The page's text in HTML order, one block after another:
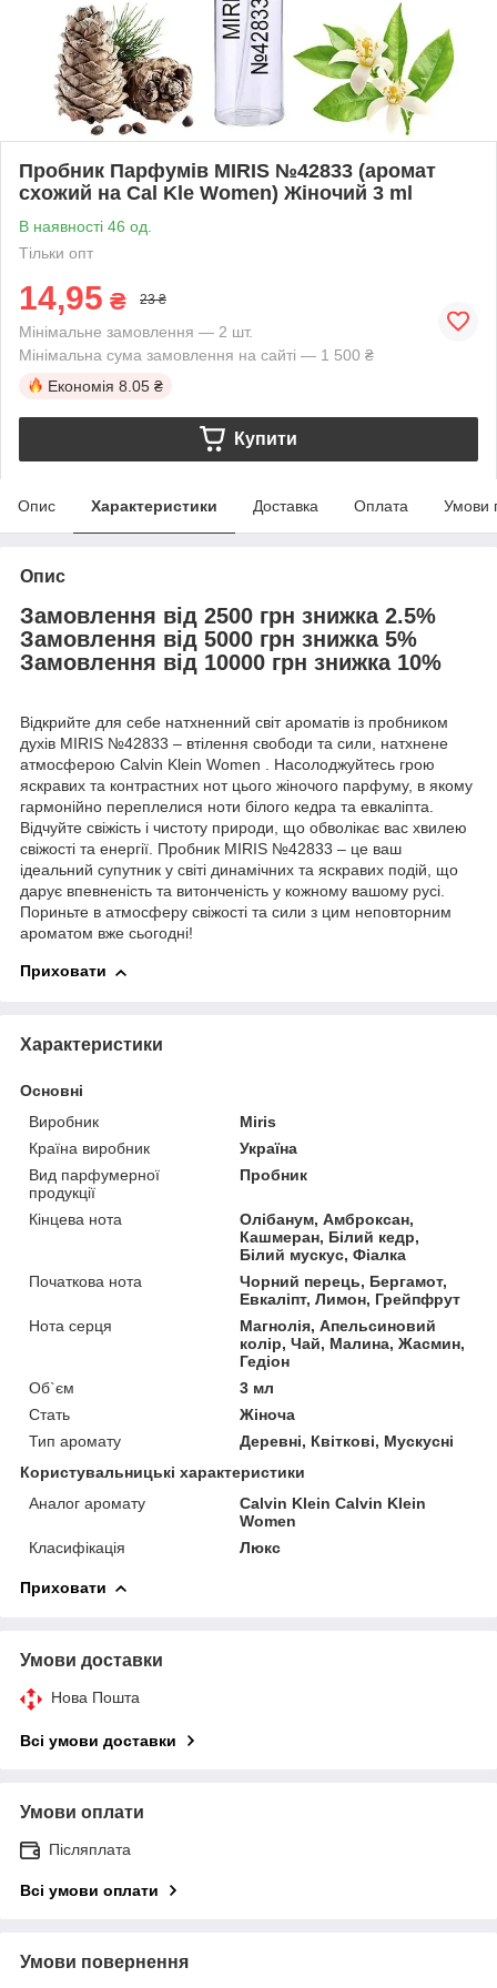
Пробник Парфумів MIRIS №42833 (аромат
схожий на Cal Kle Women) Жіночий 3 ml
В наявності 46 од.
Тільки опт
14,95 ₴ 23 ₴
Мінімальне замовлення — 2 шт.
Мінімальна сума замовлення на сайті — 1 500 ₴
Економія 8.05 ₴
Купити
Опис Характеристики Доставка Оплата Умови
Опис
Замовлення від 2500 грн знижка 2.5%
Замовлення від 5000 грн знижка 5%
Замовлення від 10000 грн знижка 10%
Відкрийте для себе натхненний світ ароматів із пробником
духів MIRIS №42833 – втілення свободи та сили, натхнене
атмосферою Calvin Klein Women . Насолоджуйтесь грою
яскравих та контрастних нот цього жіночого парфуму, в якому
гармонійно переплелися ноти білого кедра та евкаліпта.
Відчуйте свіжість і чистоту природи, що обволікає вас хвилею
свіжості та енергії. Пробник MIRIS №42833 – це ваш
ідеальний супутник у світі динамічних та яскравих подій, що
дарує впевненість та витонченість у кожному вашому русі.
Пориньте в атмосферу свіжості та сили з цим неповторним
ароматом вже сьогодні!
Приховати
Характеристики
Основні
Виробник
Miris
Країна виробник
Україна
Вид парфумерної
продукції
Пробник
Кінцева нота
Олібанум, Амброксан,
Кашмеран, Білий кедр,
Білий мускус, Фіалка
Початкова нота
Чорний перець, Бергамот,
Евкаліпт, Лимон, Грейпфрут
Нота серця
Магнолія, Апельсиновий
колір, Чай, Малина, Жасмин,
Гедіон
Об`єм
3 мл
Стать
Жіноча
Тип аромату
Деревні, Квіткові, Мускусні
Користувальницькі характеристики
Аналог аромату
Calvin Klein Calvin Klein
Women
Класифікація
Люкс
Приховати
Умови доставки
Нова Пошта
Всі умови доставки
Умови оплати
Післяплата
Всі умови оплати
Умови повернення